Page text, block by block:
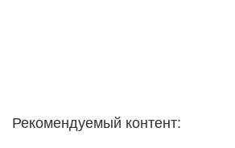
Рекомендуемый контент: